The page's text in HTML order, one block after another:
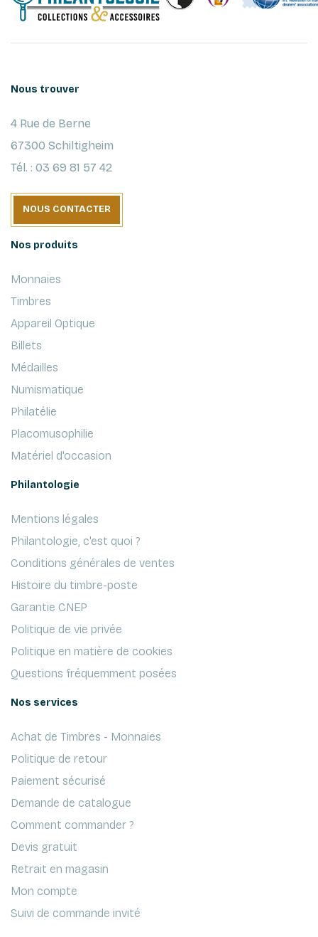
Nous trouver
4 Rue de Berne
67300 Schiltigheim
Tél. : 03 69 81 57 42
NOUS CONTACTER
Nos produits
Monnaies
Timbres
Appareil Optique
Billets
Médailles
Numismatique
Philatélie
Placomusophilie
Matériel d'occasion
Philantologie
Mentions légales
Philantologie, c'est quoi ?
Conditions générales de ventes
Histoire du timbre-poste
Garantie CNEP
Politique de vie privée
Politique en matière de cookies
Questions fréquemment posées
Nos services
Achat de Timbres - Monnaies
Politique de retour
Paiement sécurisé
Demande de catalogue
Comment commander ?
Devis gratuit
Retrait en magasin
Mon compte
Suivi de commande invité